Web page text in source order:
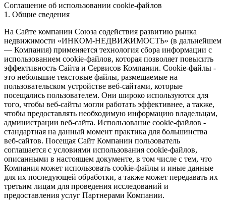
Соглашение об использовании cookie-файлов
1. Общие сведения
На Сайте компании Союза содействия развитию рынка
недвижимости «ИНКОМ-НЕДВИЖИМОСТЬ» (в дальнейшем
— Компания) применяется технология сбора информации с
использованием cookie-файлов, которая позволяет повысить
эффективность Сайта и Сервисов Компании. Сookie-файлы -
это небольшие текстовые файлы, размещаемые на
пользовательском устройстве веб-сайтами, которые
посещались пользователем. Они широко используются для
того, чтобы веб-сайты могли работать эффективнее, а также,
чтобы предоставлять необходимую информацию владельцам,
администрации веб-сайта. Использование cookie-файлов -
стандартная на данный момент практика для большинства
веб-сайтов. Посещая Сайт Компании пользователь
соглашается с условиями использования cookie-файлов,
описанными в настоящем документе, в том числе с тем, что
Компания может использовать cookie-файлы и иные данные
для их последующей обработки, а также может передавать их
третьим лицам для проведения исследований и
предоставления услуг Партнерами Компании.